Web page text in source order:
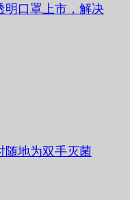
明口罩上市，解决
随地为双手灭菌